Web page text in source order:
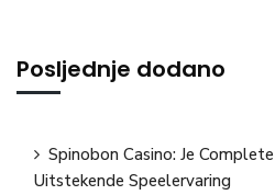
Posljednje dodano
Spinobon Casino: Je
Uitstekende Speelervaring